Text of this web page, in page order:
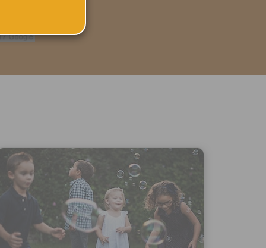
jejich
po
účtu až do